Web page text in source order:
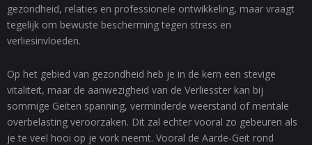
gezondheid, relaties en professionele ontwikkeling, maar vraagt
tegelijk om bewuste bescherming tegen stress en
verliesinvloeden.
Op het gebied van gezondheid heb je in de kern een stevige
vitaliteit, maar de aanwezigheid van de Verliesster kan bij
sommige Geiten spanning, verminderde weerstand of mentale
overbelasting veroorzaken. Dit zal echter vooral zo gebeuren als
je te veel hooi op je vork neemt. Vooral de Aarde-Geit rond